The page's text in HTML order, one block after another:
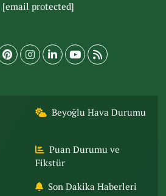
[email protected]
Beyoğlu Hava Durumu
Puan Durumu ve
Fikstür
Son Dakika Haberleri